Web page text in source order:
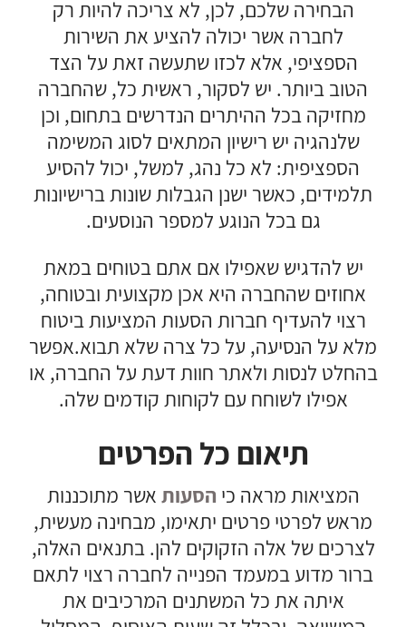
הבחירה שלכם, לכן, לא צריכה להיות רק
לחברה אשר יכולה להציע את השירות
הספציפי, אלא לכזו שתעשה זאת על הצד
הטוב ביותר. יש לסקור, ראשית כל, שהחברה
מחזיקה בכל ההיתרים הנדרשים בתחום, וכן
שלנהגיה יש רישיון המתאים לסוג המשימה
הספציפית: לא כל נהג, למשל, יכול להסיע
תלמידים, כאשר ישנן הגבלות שונות ברישיונות
גם בכל הנוגע למספר הנוסעים.
יש להדגיש שאפילו אם אתם בטוחים במאת
אחוזים שהחברה היא אכן מקצועית ובטוחה,
רצוי להעדיף חברות הסעות המציעות ביטוח
מלא על הנסיעה, על כל צרה שלא תבוא.אפשר
בהחלט לנסות ולאתר חוות דעת על החברה, או
אפילו לשוחח עם לקוחות קודמים שלה.
תיאום כל הפרטים
המציאות מראה כי הסעות אשר מתוכננות
מראש לפרטי פרטים יתאימו, מבחינה מעשית,
לצרכים של אלה הזקוקים להן. בתנאים האלה,
ברור מדוע במעמד הפנייה לחברה רצוי לתאם
איתה את כל המשתנים המרכיבים את